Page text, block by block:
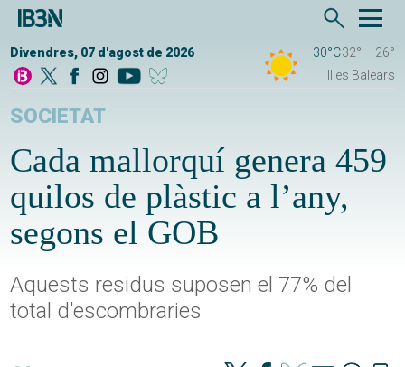
Divendres, 07 d'agost de 2026 30°C32°
26°
Illes Balears
SOCIETAT
Cada mallorquí genera 459
quilos de plàstic a l’any,
segons el GOB
Aquests residus suposen el 77% del
total d'escombraries